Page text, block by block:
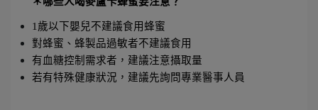
1歲以下嬰兒不建議食用蜂蜜
對蜂蜜、蜂製品過敏者不建議食用
有血糖控制需求者，建議注意攝取量
若有特殊健康狀況，建議先詢問專業醫事人員